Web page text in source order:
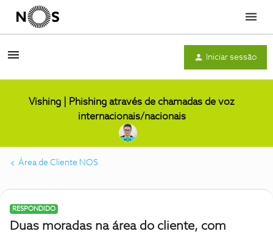
Menu
Iniciar sessão
Vishing | Phishing através de chamadas de voz
internacionais/nacionais
Área de Cliente NOS
RESPONDIDO
Duas moradas na área do cliente, com